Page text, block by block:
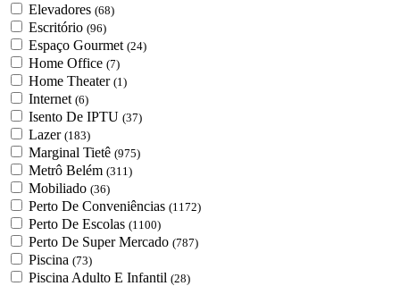
Elevadores (68)
Escritório (96)
Espaço Gourmet (24)
Home Office (7)
Home Theater (1)
Internet (6)
Isento De IPTU (37)
Lazer (183)
Marginal Tietê (975)
Metrô Belém (311)
Mobiliado (36)
Perto De Conveniências (1172)
Perto De Escolas (1100)
Perto De Super Mercado (787)
Piscina (73)
Piscina Adulto E Infantil (28)